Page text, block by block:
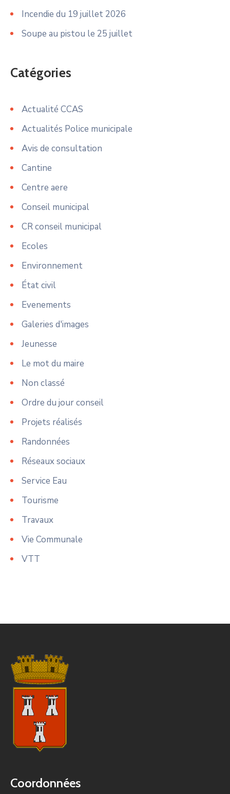
Incendie du 19 juillet 2026
Soupe au pistou le 25 juillet
Catégories
Actualité CCAS
Actualités Police municipale
Avis de consultation
Cantine
Centre aere
Conseil municipal
CR conseil municipal
Ecoles
Environnement
État civil
Evenements
Galeries d'images
Jeunesse
Le mot du maire
Non classé
Ordre du jour conseil
Projets réalisés
Randonnées
Réseaux sociaux
Service Eau
Tourisme
Travaux
Vie Communale
VTT
Coordonnées